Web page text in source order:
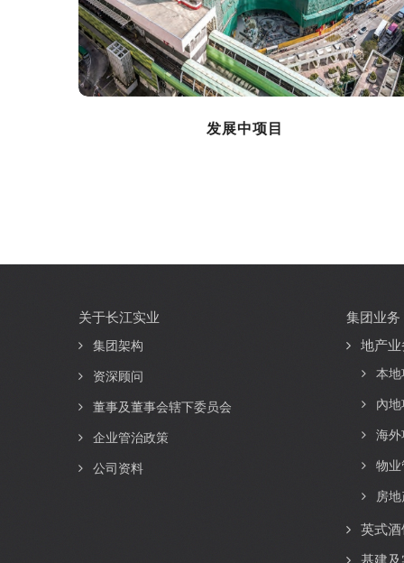
发展中项目
Main
navigation
关于长江实业
集团架构
资深顾问
董事及董事会辖下委员会
企业管治政策
公司资料
集团业务
地产业
本地
內
海外
物业
房
英式
基建